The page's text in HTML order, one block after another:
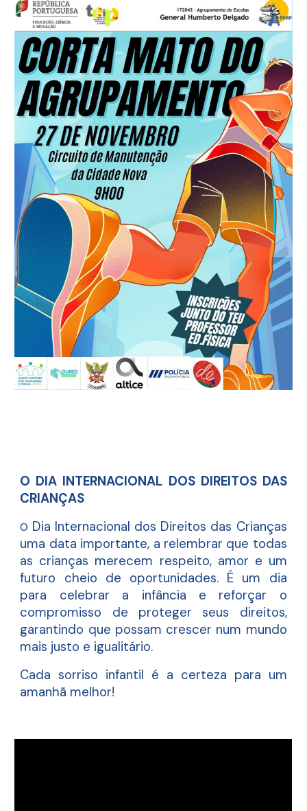
O DIA INTERNACIONAL DOS DIREITOS DAS
CRIANÇAS
O Dia Internacional dos Direitos das Crianças
uma data importante, a relembrar que todas
as crianças merecem respeito, amor e um
futuro cheio de oportunidades. É um dia
para celebrar a infância e reforçar o
compromisso de proteger seus direitos,
garantindo que possam crescer num mundo
mais justo e igualitário.
Cada sorriso infantil é a certeza para um
amanhã melhor!